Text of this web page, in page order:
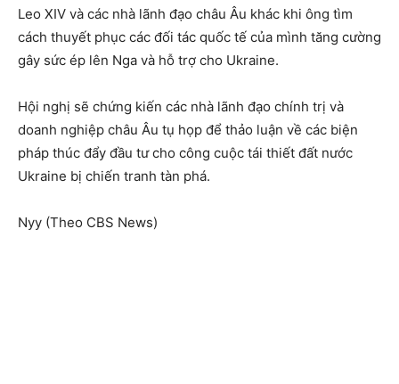
Leo XIV và các nhà lãnh đạo châu Âu khác khi ông tìm
cách thuyết phục các đối tác quốc tế của mình tăng cường
gây sức ép lên Nga và hỗ trợ cho Ukraine.
Hội nghị sẽ chứng kiến ​​các nhà lãnh đạo chính trị và
doanh nghiệp châu Âu tụ họp để thảo luận về các biện
pháp thúc đẩy đầu tư cho công cuộc tái thiết đất nước
Ukraine bị chiến tranh tàn phá.
Nyy (Theo CBS News)